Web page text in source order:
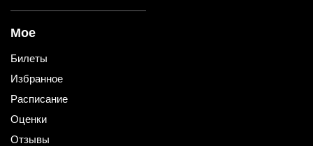
Мое
Билеты
Избранное
Расписание
Оценки
Отзывы